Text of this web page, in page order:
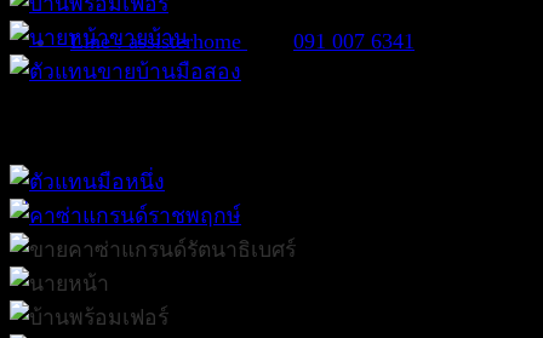
Line : assisterhome 091 007 6341